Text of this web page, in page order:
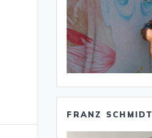
FRANZ SCHMIDT